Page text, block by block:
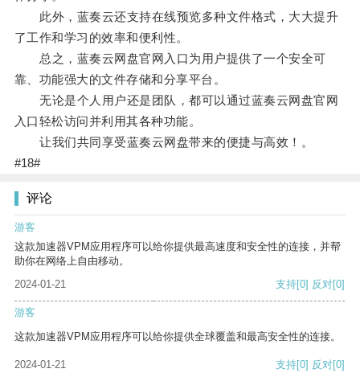
此外，蓝奏云还支持在线预览多种文件格式，大大提升
了工作和学习的效率和便利性。
总之，蓝奏云网盘官网入口为用户提供了一个安全可
靠、功能强大的文件存储和分享平台。
无论是个人用户还是团队，都可以通过蓝奏云网盘官网
入口轻松访问并利用其各种功能。
让我们共同享受蓝奏云网盘带来的便捷与高效！。
#18#
评论
游客
这款加速器VPM应用程序可以给你提供最高速度和安全性的连接，并帮
助你在网络上自由移动。
2024-01-21
支持[0] 反对[0]
游客
这款加速器VPM应用程序可以给你提供全球覆盖和最高安全性的连接。
2024-01-21 支持[0] 反对[0]